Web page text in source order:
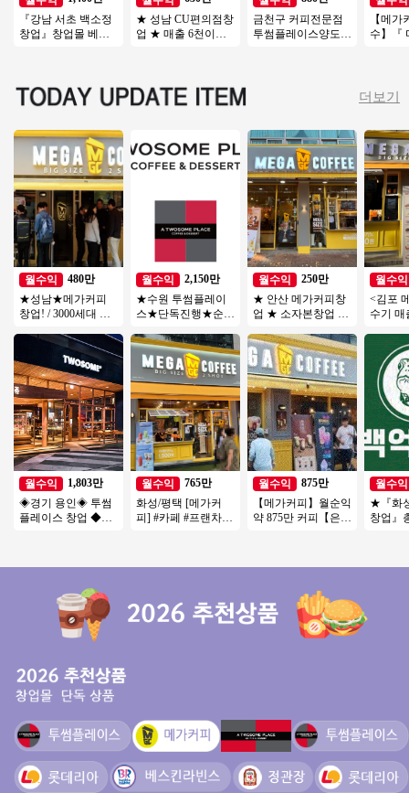
『강남 서초 백소정
창업』창업몰 베스
★ 성남 CU편의점창
업 ★ 매출 6천이상
금천구 커피전문점
투썸플레이스양도양
【메가
수】『
더보기
월수익
480만
★성남★메가커피
창업! / 3000세대 이
세대 / 낮은 투자금액
월수익
1,803만
◈경기 용인◈ 투썸
플레이스 창업 ◆리
월수익
2,150만
★수원 투썸플레이
스★단독진행★순익
역세권#고수익창업#
풀오토
월수익
765만
화성/평택 [메가커
피] #카페 #프랜차이
월수익
250만
★ 안산 메가커피창
업 ★ 소자본창업 총
우저렴
월수익
875만
【메가커피】월순익
약 875만 커피【은평
월수익
<김포
수기 매
수하세
월수익
★『화
창업』